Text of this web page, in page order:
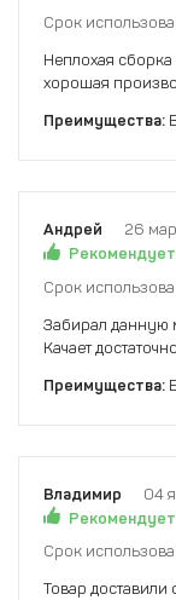
Срок
Неплохая
хорошая
Преимущества:
Андрей
26
Рекомендует
Срок
Забирал данную
Качает
Преимущества:
Владимир
04
Рекомендует
Срок
Товар доставили